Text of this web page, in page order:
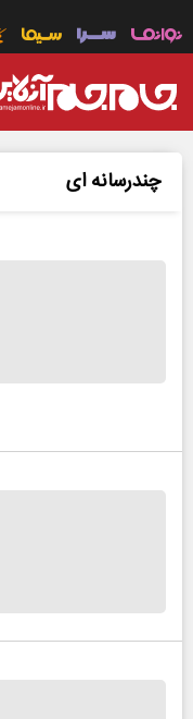
چندرسانه ای